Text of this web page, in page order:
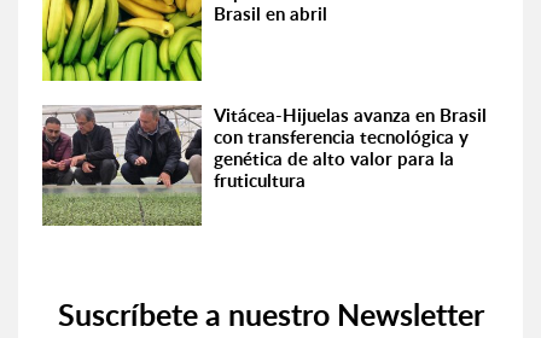
Brasil en abril
Vitácea-Hijuelas avanza en Brasil
con transferencia tecnológica y
genética de alto valor para la
fruticultura
Suscríbete a nuestro Newsletter